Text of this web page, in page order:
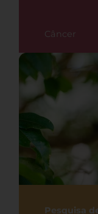
Câncer
Pesquisa